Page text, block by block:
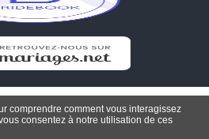
comprendre comment vous interagissez
consentez à notre utilisation de ces